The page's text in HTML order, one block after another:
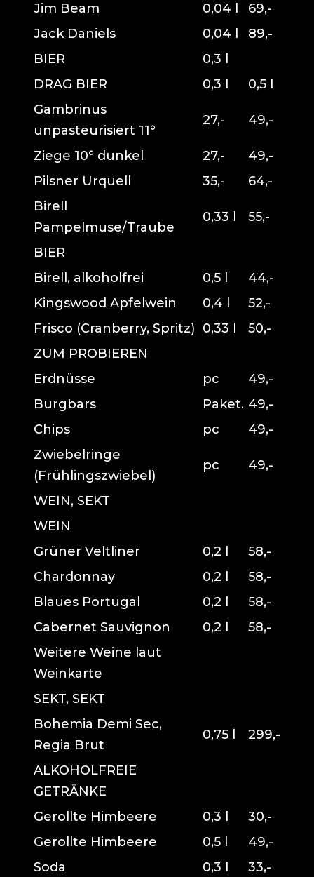
Jim Beam 0,04 l
69,-
Jack Daniels
0,04 l
89,-
BIER
0,3 l
DRAG BIER
0,3 l
0,5 l
Gambrinus
unpasteurisiert 11°
27,- 49,-
Ziege 10° dunkel 27,-
49,-
Pilsner Urquell
35,-
64,-
Birell
Pampelmuse/Traube
0,33 l 55,-
BIER
Birell, alkoholfrei
0,5 l
44,-
Kingswood Apfelwein
0,4 l
52,-
Frisco (Cranberry, Spritz) 0,33 l
50,-
ZUM PROBIEREN
Erdnüsse
pc
49,-
Burgbars
Paket. 49,-
Chips
pc
49,-
Zwiebelringe
(Frühlingszwiebel)
pc 49,-
WEIN, SEKT
WEIN
Grüner Veltliner
0,2 l
58,-
Chardonnay
0,2 l
58,-
Blaues Portugal
0,2 l
58,-
Cabernet Sauvignon
0,2 l
58,-
Weitere Weine laut
Weinkarte
SEKT, SEKT
Bohemia Demi Sec,
Regia Brut
0,75 l 299,-
ALKOHOLFREIE
GETRÄNKE
Gerollte Himbeere
0,3 l
30,-
Gerollte Himbeere
0,5 l
49,-
Soda
0,3 l
33,-